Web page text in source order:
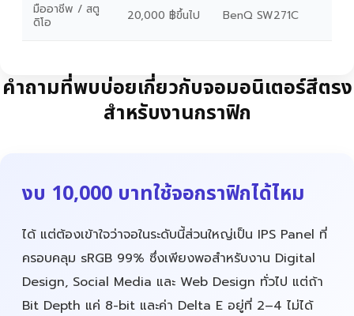
มืออาชีพ / สตู
ดิโอ
20,000 ฿ขึ้นไป BenQ SW271C
คำถามที่พบบ่อยเกี่ยวกับจอมอนิเตอร์สีตรง
สำหรับงานกราฟิก
งบ 10,000 บาทใช้จอกราฟิกได้ไหม
ได้ แต่ต้องเข้าใจว่าจอในระดับนี้ส่วนใหญ่เป็น IPS Panel ที่
ครอบคลุม sRGB 99% ซึ่งเพียงพอสำหรับงาน Digital
Design, Social Media และ Web Design ทั่วไป แต่ถ้า
Bit Depth แค่ 8-bit และค่า Delta E อยู่ที่ 2–4 ไม่ได้